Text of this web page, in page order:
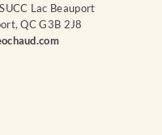
Lac Beauport
QC G3B 2J8